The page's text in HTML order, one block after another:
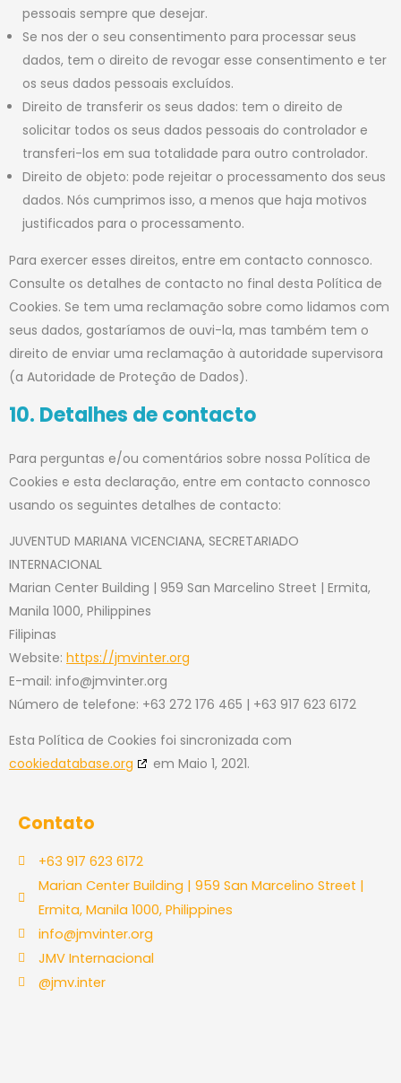
pessoais sempre que desejar.
Se nos der o seu consentimento para processar seus
dados, tem o direito de revogar esse consentimento e ter
os seus dados pessoais excluídos.
Direito de transferir os seus dados: tem o direito de
solicitar todos os seus dados pessoais do controlador e
transferi-los em sua totalidade para outro controlador.
Direito de objeto: pode rejeitar o processamento dos seus
dados. Nós cumprimos isso, a menos que haja motivos
justificados para o processamento.
Para exercer esses direitos, entre em contacto connosco.
Consulte os detalhes de contacto no final desta Política de
Cookies. Se tem uma reclamação sobre como lidamos com
seus dados, gostaríamos de ouvi-la, mas também tem o
direito de enviar uma reclamação à autoridade supervisora
(a Autoridade de Proteção de Dados).
10. Detalhes de contacto
Para perguntas e/ou comentários sobre nossa Política de
Cookies e esta declaração, entre em contacto connosco
usando os seguintes detalhes de contacto:
JUVENTUD MARIANA VICENCIANA, SECRETARIADO
INTERNACIONAL
Marian Center Building | 959 San Marcelino Street | Ermita,
Manila 1000, Philippines
Filipinas
Website: https://jmvinter.org
E-mail: info@jmvinter.org
Número de telefone: +63 272 176 465 | +63 917 623 6172
Esta Política de Cookies foi sincronizada com
cookiedatabase.org
em Maio 1, 2021.
Contato
+63 917 623 6172
Marian Center Building | 959 San Marcelino Street |
Ermita, Manila 1000, Philippines
info@jmvinter.org
JMV Internacional
@jmv.inter